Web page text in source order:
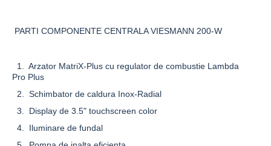
PARTI COMPONENTE CENTRALA VIESMANN 200-W
1. Arzator MatriX-Plus cu regulator de combustie Lambda
Pro Plus
2. Schimbator de caldura Inox-Radial
3. Display de 3.5" touchscreen color
4. Iluminare de fundal